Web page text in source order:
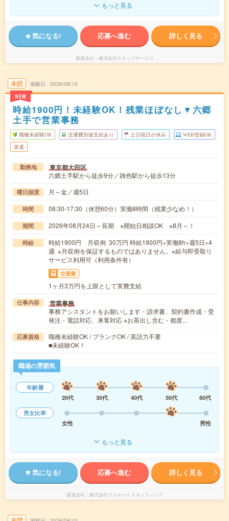
もっと見る
気になる! 応募へ進む 詳しく見る
派遣会社 株式会社スタッフサービス
未読
NEW
掲載日 2026/08/10
時給1900円！未経験OK！残業ほぼなし▼六郷
土手で営業事務
職種未経験OK 交通費別途支給あり 土日祝日が休み WEB登録OK
派遣
勤務地 東京都大田区
六郷土手駅から徒歩9分／雑色駅から徒歩13分
曜日頻度 月～金／週5日
時間 08:30-17:30（休憩60分）実働8時間（残業少なめ！）
期間 2026年08月24日～長期 ※開始日相談OK ※8月～！
時給
時給1900円 月収例 30万円 時給1900円×実働8h×週5日×4
週 ※月収例を保証するものではありません。※給与即受取り
サービス利用可（利用条件有）
交通費
1ヶ月3万円を上限として実費支給
仕事内容 営業事務
事務アシスタントをお願いします・請求書、契約書作成・受
発注・電話対応、来客対応 ※お茶出し含む・都度…
応募資格
職種未経験OK / ブランクOK / 英語力不要
■未経験OK！
職場の雰囲気
年齢層
20代
30代 40代 50代
60代
男女比率
女性
男性
もっと見る
気になる! 応募へ進む 詳しく見る
派遣会社 株式会社リクルートスタッフィング